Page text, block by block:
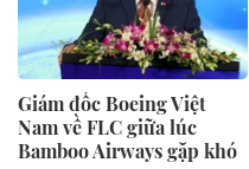
Giám đốc Boeing Việt
Nam về FLC giữa lúc
Bamboo Airways gặp khó